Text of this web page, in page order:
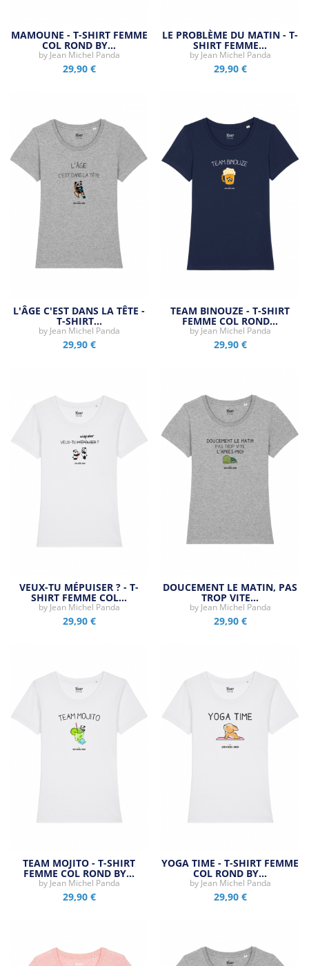
MAMOUNE - T-SHIRT FEMME
COL ROND BY…
by Jean Michel Panda
29,90 €
LE PROBLÈME DU MATIN - T-
SHIRT FEMME…
by Jean Michel Panda
29,90 €
L'ÂGE C'EST DANS LA TÊTE -
T-SHIRT…
by Jean Michel Panda
29,90 €
TEAM BINOUZE - T-SHIRT
FEMME COL ROND…
by Jean Michel Panda
29,90 €
VEUX-TU MÉPUISER ? - T-
SHIRT FEMME COL…
by Jean Michel Panda
29,90 €
DOUCEMENT LE MATIN, PAS
TROP VITE…
by Jean Michel Panda
29,90 €
TEAM MOJITO - T-SHIRT
FEMME COL ROND BY…
by Jean Michel Panda
29,90 €
YOGA TIME - T-SHIRT FEMME
COL ROND BY…
by Jean Michel Panda
29,90 €